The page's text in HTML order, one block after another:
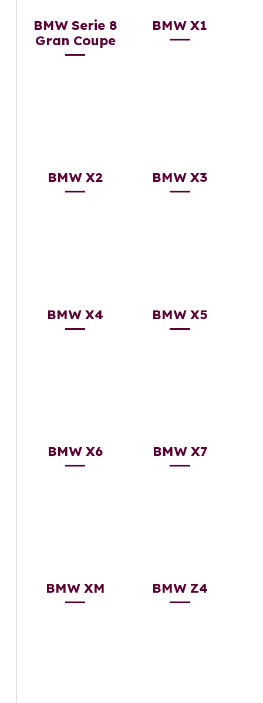
BMW Serie 8
Gran Coupe
BMW X1
BMW X2 BMW X3
BMW X4 BMW X5
BMW X6 BMW X7
BMW XM BMW Z4